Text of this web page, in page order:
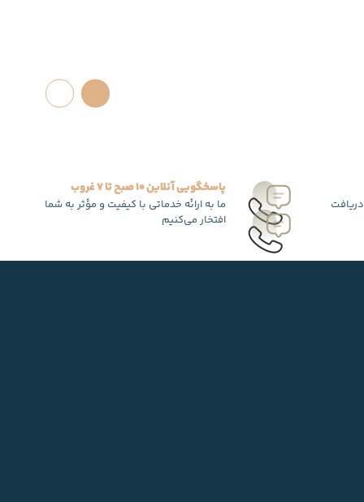
پاسخگویی آنلاین 10 صبح تا 7 غروب
ما به ارائه خدماتی با کیفیت و مؤثر به شما
افتخار می‌کنیم